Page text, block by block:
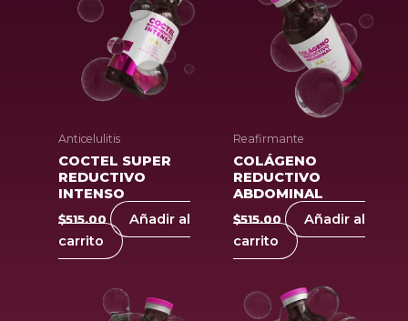
Anticelulitis
COCTEL SUPER
REDUCTIVO
INTENSO
$515.00
Añadir al
carrito
Reafirmante
COLÁGENO
REDUCTIVO
ABDOMINAL
$515.00
Añadir al
carrito